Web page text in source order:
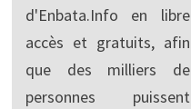
d'Enbata.Info en libre
accès et gratuits, afin
que des milliers de
personnes puissent